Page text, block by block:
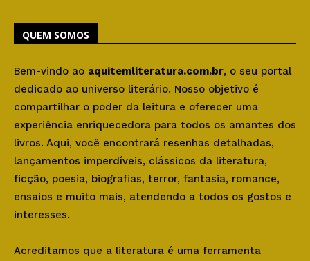
QUEM SOMOS
Bem-vindo ao aquitemliteratura.com.br, o seu portal
dedicado ao universo literário. Nosso objetivo é
compartilhar o poder da leitura e oferecer uma
experiência enriquecedora para todos os amantes dos
livros. Aqui, você encontrará resenhas detalhadas,
lançamentos imperdíveis, clássicos da literatura,
ficção, poesia, biografias, terror, fantasia, romance,
ensaios e muito mais, atendendo a todos os gostos e
interesses.
Acreditamos que a literatura é uma ferramenta